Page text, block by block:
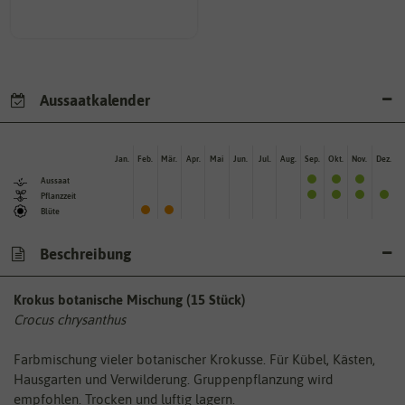
Aussaatkalender
Aussaat
Pflanzzeit
Blüte
Jan. Feb. Mär. Apr. Mai Jun. Jul. Aug. Sep. Okt. Nov. Dez.
Beschreibung
Krokus botanische Mischung (15 Stück)
Crocus chrysanthus
Farbmischung vieler botanischer Krokusse. Für Kübel, Kästen,
Hausgarten und Verwilderung. Gruppenpflanzung wird
empfohlen. Trocken und luftig lagern.